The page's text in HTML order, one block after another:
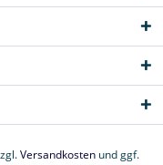
Versandkosten und ggf.